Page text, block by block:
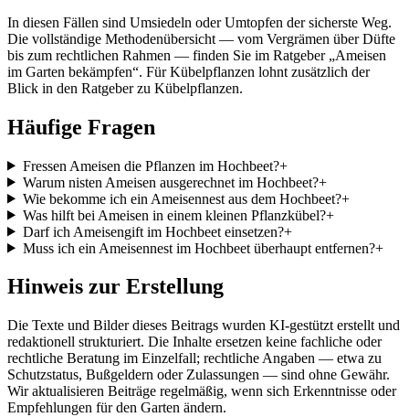
In diesen Fällen sind Umsiedeln oder Umtopfen der sicherste Weg.
Die vollständige Methodenübersicht — vom Vergrämen über Düfte
bis zum rechtlichen Rahmen — finden Sie im Ratgeber „Ameisen
im Garten bekämpfen“. Für Kübelpflanzen lohnt zusätzlich der
Blick in den Ratgeber zu Kübelpflanzen.
Häufige Fragen
Fressen Ameisen die Pflanzen im Hochbeet?+
Warum nisten Ameisen ausgerechnet im Hochbeet?+
Wie bekomme ich ein Ameisennest aus dem Hochbeet?+
Was hilft bei Ameisen in einem kleinen Pflanzkübel?+
Darf ich Ameisengift im Hochbeet einsetzen?+
Muss ich ein Ameisennest im Hochbeet überhaupt entfernen?+
Hinweis zur Erstellung
Die Texte und Bilder dieses Beitrags wurden KI-gestützt erstellt und
redaktionell strukturiert. Die Inhalte ersetzen keine fachliche oder
rechtliche Beratung im Einzelfall; rechtliche Angaben — etwa zu
Schutzstatus, Bußgeldern oder Zulassungen — sind ohne Gewähr.
Wir aktualisieren Beiträge regelmäßig, wenn sich Erkenntnisse oder
Empfehlungen für den Garten ändern.